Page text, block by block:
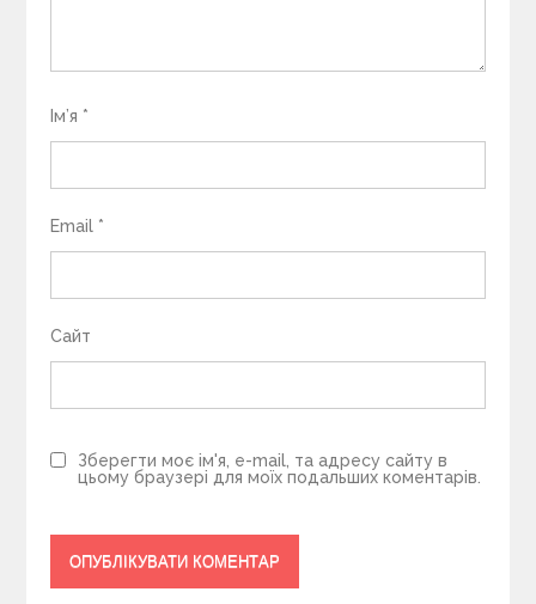
Ім’я *
Email *
Сайт
Зберегти моє ім'я, e-mail, та адресу сайту в
цьому браузері для моїх подальших коментарів.